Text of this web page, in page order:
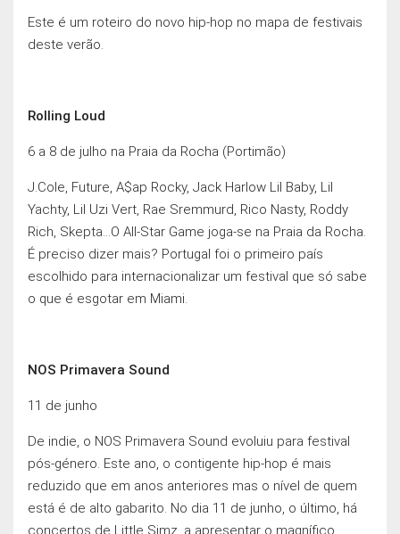
Este é um roteiro do novo hip-hop no mapa de festivais
deste verão.
Rolling Loud
6 a 8 de julho na Praia da Rocha (Portimão)
J.Cole, Future, A$ap Rocky, Jack Harlow Lil Baby, Lil
Yachty, Lil Uzi Vert, Rae Sremmurd, Rico Nasty, Roddy
Rich, Skepta…O All-Star Game joga-se na Praia da Rocha.
É preciso dizer mais? Portugal foi o primeiro país
escolhido para internacionalizar um festival que só sabe
o que é esgotar em Miami.
NOS Primavera Sound
11 de junho
De indie, o NOS Primavera Sound evoluiu para festival
pós-género. Este ano, o contigente hip-hop é mais
reduzido que em anos anteriores mas o nível de quem
está é de alto gabarito. No dia 11 de junho, o último, há
concertos de Little Simz, a apresentar o magnífico